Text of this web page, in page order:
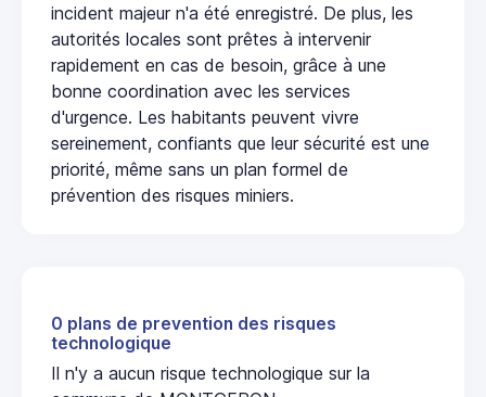
incident majeur n'a été enregistré. De plus, les
autorités locales sont prêtes à intervenir
rapidement en cas de besoin, grâce à une
bonne coordination avec les services
d'urgence. Les habitants peuvent vivre
sereinement, confiants que leur sécurité est une
priorité, même sans un plan formel de
prévention des risques miniers.
0 plans de prevention des risques
technologique
Il n'y a aucun risque technologique sur la